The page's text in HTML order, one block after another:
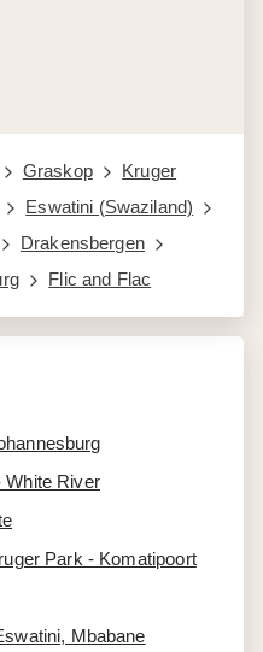
Graskop
Kruger
Eswatini (Swaziland)
Drakensbergen
Flic and Flac
White River
Park - Komatipoort
Mbabane